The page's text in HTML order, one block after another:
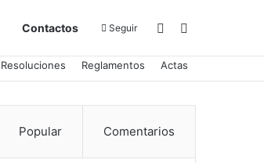
Contactos Seguir Barra lateral
Resoluciones Reglamentos Actas
Popular Comentarios